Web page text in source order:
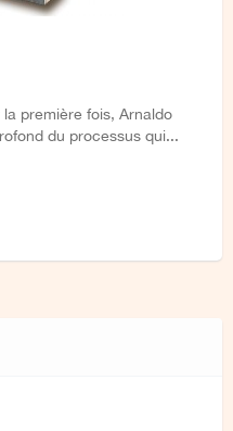
première fois, Arnaldo
du processus qui...